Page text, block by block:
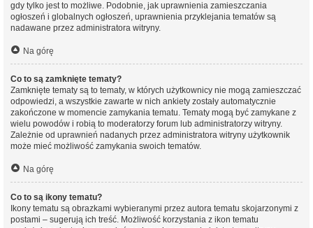
gdy tylko jest to możliwe. Podobnie, jak uprawnienia zamieszczania
ogłoszeń i globalnych ogłoszeń, uprawnienia przyklejania tematów są
nadawane przez administratora witryny.
Na górę
Co to są zamknięte tematy?
Zamknięte tematy są to tematy, w których użytkownicy nie mogą zamieszczać
odpowiedzi, a wszystkie zawarte w nich ankiety zostały automatycznie
zakończone w momencie zamykania tematu. Tematy mogą być zamykane z
wielu powodów i robią to moderatorzy forum lub administratorzy witryny.
Zależnie od uprawnień nadanych przez administratora witryny użytkownik
może mieć możliwość zamykania swoich tematów.
Na górę
Co to są ikony tematu?
Ikony tematu są obrazkami wybieranymi przez autora tematu skojarzonymi z
postami – sugerują ich treść. Możliwość korzystania z ikon tematu